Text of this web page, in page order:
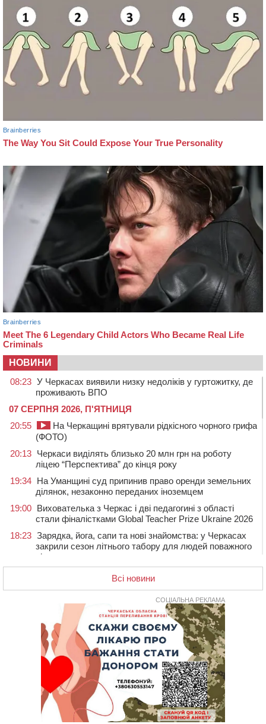
НОВИНИ
08:23 У Черкасах виявили низку недоліків у гуртожитку, де
проживають ВПО
07 СЕРПНЯ 2026, П'ЯТНИЦЯ
20:55
На Черкащині врятували рідкісного чорного грифа
(ФОТО)
20:13 Черкаси виділять близько 20 млн грн на роботу
ліцею “Перспектива” до кінця року
19:34 На Уманщині суд припинив право оренди земельних
ділянок, незаконно переданих іноземцем
19:00 Вихователька з Черкас і дві педагогині з області
стали фіналістками Global Teacher Prize Ukraine 2026
18:23 Зарядка, йога, сапи та нові знайомства: у Черкасах
закрили сезон літнього табору для людей поважного
віку
“Це страшна несправедливість”: мати хворого на
ОВА виділити кошти на дороговартісні ліки
На Уманщині судитимуть колишню очільницю відділу
освіти через закупівлю електрики за завищеною
ціною
У Черкасах провели в останню путь двох
загиблих воїнів
До 1 вересня у Черкасах оновлюють дорожню
розмітку біля навчальних закладів (ФОТОФАКТ)
На честь загиблого захисника і чемпіона світу в
Всі новини
СОЦІАЛЬНА РЕКЛАМА